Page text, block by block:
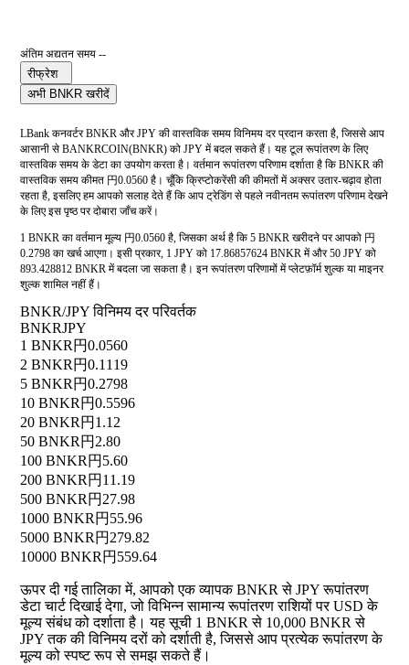
अंतिम अद्यतन समय --
रीफ्रेश
अभी BNKR खरीदें
LBank कनवर्टर BNKR और JPY की वास्तविक समय विनिमय दर प्रदान करता है, जिससे आप
आसानी से BANKRCOIN(BNKR) को JPY में बदल सकते हैं। यह टूल रूपांतरण के लिए
वास्तविक समय के डेटा का उपयोग करता है। वर्तमान रूपांतरण परिणाम दर्शाता है कि BNKR की
वास्तविक समय कीमत 円0.0560 है। चूँकि क्रिप्टोकरेंसी की कीमतों में अक्सर उतार-चढ़ाव होता
रहता है, इसलिए हम आपको सलाह देते हैं कि आप ट्रेडिंग से पहले नवीनतम रूपांतरण परिणाम देखने
के लिए इस पृष्ठ पर दोबारा जाँच करें।
1 BNKR का वर्तमान मूल्य 円0.0560 है, जिसका अर्थ है कि 5 BNKR खरीदने पर आपको 円
0.2798 का खर्च आएगा। इसी प्रकार, 1 JPY को 17.86857624 BNKR में और 50 JPY को
893.428812 BNKR में बदला जा सकता है। इन रूपांतरण परिणामों में प्लेटफ़ॉर्म शुल्क या माइनर
शुल्क शामिल नहीं हैं।
BNKR/JPY विनिमय दर परिवर्तक
BNKRJPY
1 BNKR円0.0560
2 BNKR円0.1119
5 BNKR円0.2798
10 BNKR円0.5596
20 BNKR円1.12
50 BNKR円2.80
100 BNKR円5.60
200 BNKR円11.19
500 BNKR円27.98
1000 BNKR円55.96
5000 BNKR円279.82
10000 BNKR円559.64
ऊपर दी गई तालिका में, आपको एक व्यापक BNKR से JPY रूपांतरण
डेटा चार्ट दिखाई देगा, जो विभिन्न सामान्य रूपांतरण राशियों पर USD के
मूल्य संबंध को दर्शाता है। यह सूची 1 BNKR से 10,000 BNKR से
JPY तक की विनिमय दरों को दर्शाती है, जिससे आप प्रत्येक रूपांतरण के
मूल्य को स्पष्ट रूप से समझ सकते हैं।